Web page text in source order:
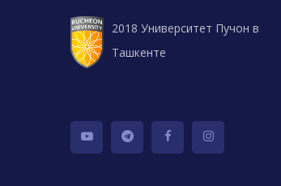
2018 Университет Пучон в
Ташкенте